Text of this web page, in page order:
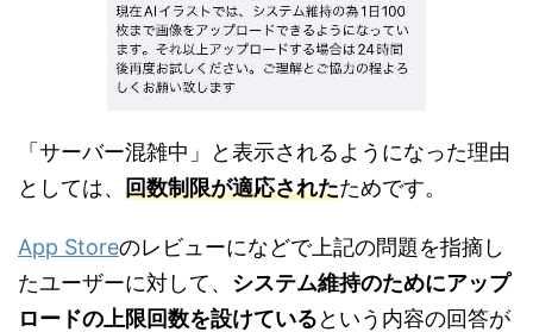
「サーバー混雑中」と表示されるようになった理由
としては、 回数制限が適応されたためです。
App Storeのレビューになどで上記の問題を指摘し
たユーザーに対して、 システム維持のためにアップ
ロードの上限回数を設けているという内容の回答が